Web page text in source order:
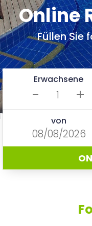
Online
Füllen Sie
Erwachsene
- +
von